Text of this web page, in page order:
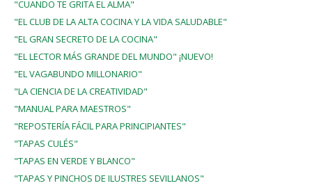
"CUANDO TE GRITA EL ALMA"
"EL CLUB DE LA ALTA COCINA Y LA VIDA SALUDABLE"
"EL GRAN SECRETO DE LA COCINA"
"EL LECTOR MÁS GRANDE DEL MUNDO" ¡NUEVO!
"EL VAGABUNDO MILLONARIO"
"LA CIENCIA DE LA CREATIVIDAD"
"MANUAL PARA MAESTROS"
"REPOSTERÍA FÁCIL PARA PRINCIPIANTES"
"TAPAS CULÉS"
"TAPAS EN VERDE Y BLANCO"
"TAPAS Y PINCHOS DE ILUSTRES SEVILLANOS"